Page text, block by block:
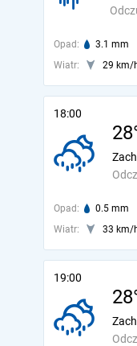
Opad: 3.1 mm
Wiatr:
29 km/
18:00
Opad: 0.5 mm
Wiatr:
33 km/
19:00